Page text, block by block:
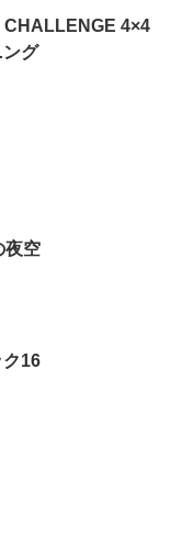
4×4
グ
夜空
ク16